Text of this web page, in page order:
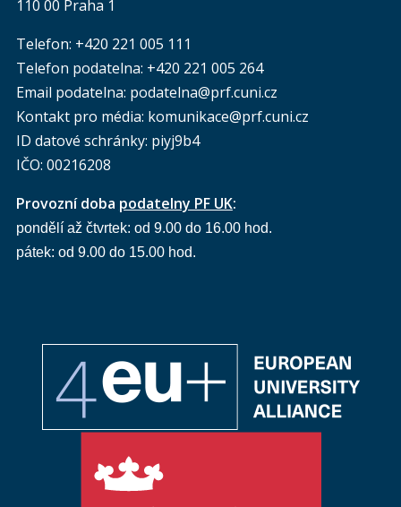
110 00 Praha 1
Telefon: +420 221 005 111
Telefon podatelna: +420 221 005 264
Email podatelna: podatelna@prf.cuni.cz
Kontakt pro média: komunikace@prf.cuni.cz
ID datové schránky: piyj9b4
IČO: 00216208
Provozní doba podatelny PF UK:
pondělí až čtvrtek: od 9.00 do 16.00 hod.
pátek: od 9.00 do 15.00 hod.